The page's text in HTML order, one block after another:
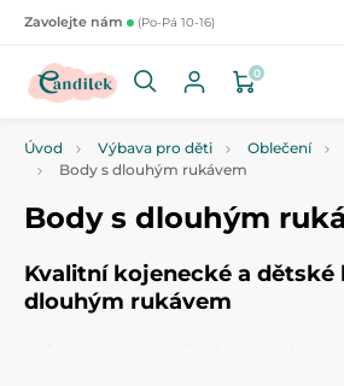
Zavolejte nám (Po-Pá 10-16)
0
Úvod Výbava pro děti Oblečení
Body s dlouhým rukávem
Body s dlouhým
Kvalitní kojenecké a dětské
dlouhým rukávem